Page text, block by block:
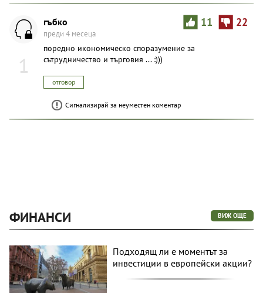
1
11 22
гъбко
преди 4 месеца
поредно икономическо споразумение за
сътрудничество и търговия ... :)))
отговор
Сигнализирай за неуместен коментар
ФИНАНСИ ВИЖ ОЩЕ
Подходящ ли е моментът за
инвестиции в европейски акции?